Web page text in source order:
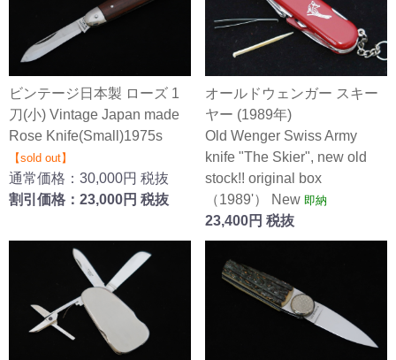
ビンテージ日本製 ローズ 1
刀(小) Vintage Japan made
Rose Knife(Small)1975s
【sold out】
通常価格：30,000円 税抜
割引価格：23,000円 税抜
オールドウェンガー スキー
ヤー (1989年)
Old Wenger Swiss Army
knife "The Skier", new old
stock!! original box
（1989'） New 即納
23,400円 税抜